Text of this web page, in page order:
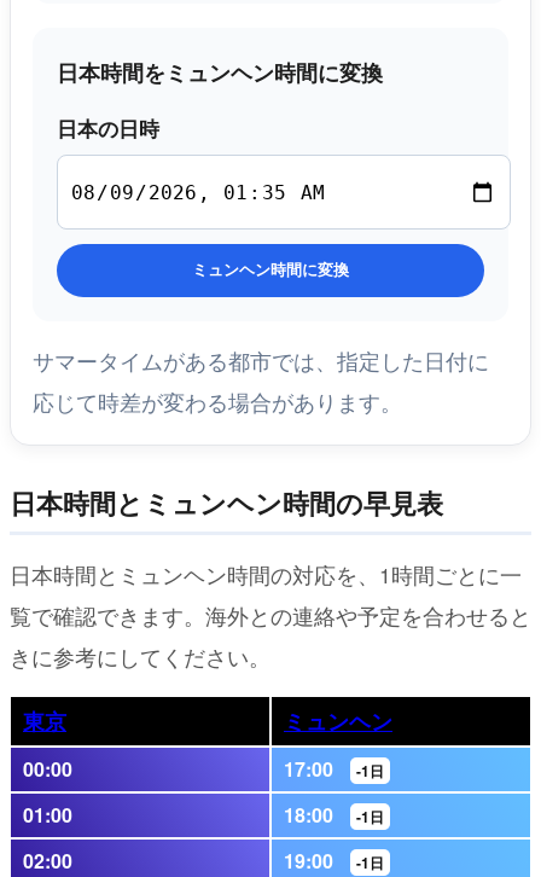
日本時間をミュンヘン時間に変換
日本の日時
ミュンヘン時間に変換
サマータイムがある都市では、指定した日付に
応じて時差が変わる場合があります。
日本時間とミュンヘン時間の早見表
日本時間とミュンヘン時間の対応を、1時間ごとに一
覧で確認できます。海外との連絡や予定を合わせると
きに参考にしてください。
東京 ミュンヘン
00:00 17:00 -1日
01:00 18:00 -1日
02:00 19:00 -1日